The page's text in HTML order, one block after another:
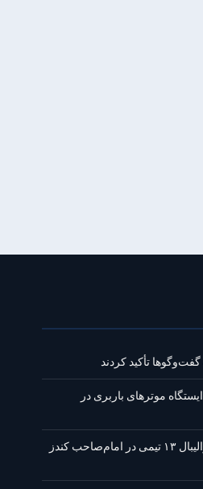
تأکید کردند
ایستگاه موترهای باربری در
تیم زردکمر قهرمان رقابت‌های والیبال ۱۳ تیمی در امام‌صاحب کندز